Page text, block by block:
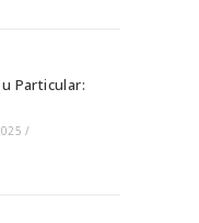
Particular:
/